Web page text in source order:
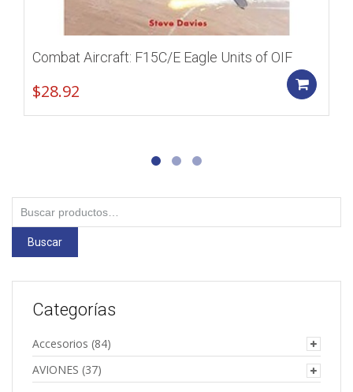
Combat Aircraft: F15C/E Eagle Units of OIF
$28.92
Buscar
por:
Buscar
Categorías
Accesorios (84)
AVIONES (37)